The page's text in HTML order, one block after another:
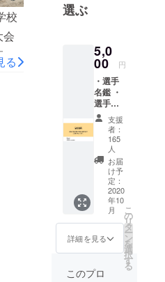
校
会
る
選ぶ
5,0
00 円
・選手
名鑑 ・
選手名
鑑にお
名前掲
度に20
口(10万
円)まで
のご支
援が可
能で
す。
「この
リター
る」を
支援
者：
165
人
お届
け予
定：
2020
年10
月
詳細を見る
こ
の
リ
タ
ー
ン
を
選
択
す
る
このプロ